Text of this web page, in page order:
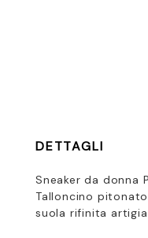
DETTAGLI
Sneaker da donna
Talloncino
suola rifinita